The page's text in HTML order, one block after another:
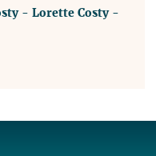
-Lorette Costy-